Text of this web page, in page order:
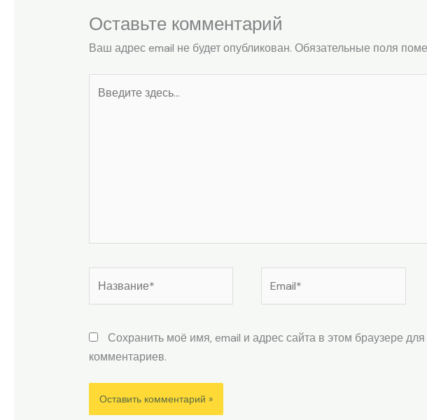
Оставьте комментарий
Ваш адрес email не будет опубликован. Обязательные поля
здесь...
Сохранить моё имя, email и адрес сайта в этом браузере
комментариев.